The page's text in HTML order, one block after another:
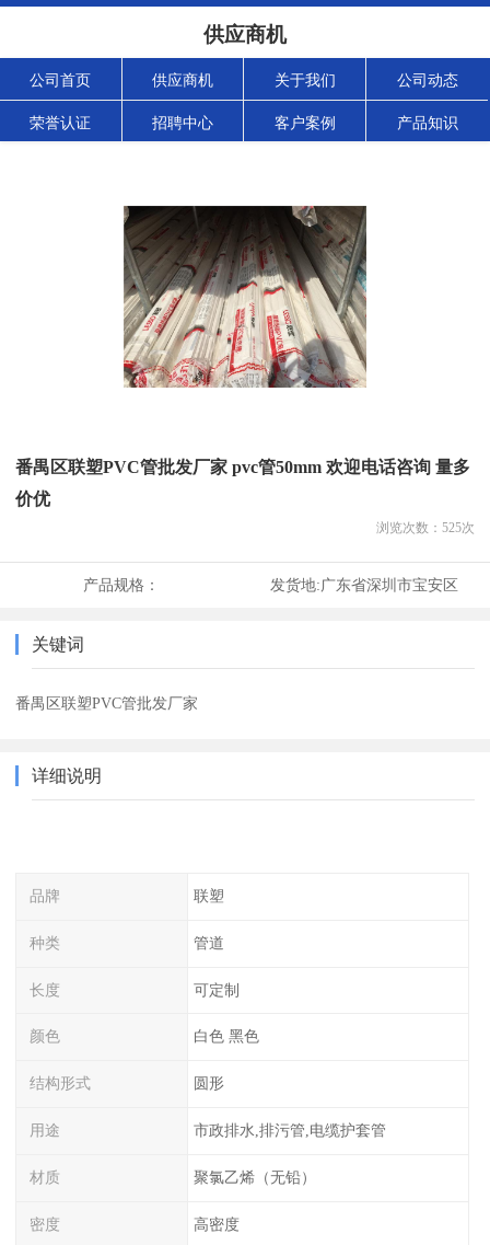
供应商机
公司首页 供应商机 关于我们 公司动态
荣誉认证 招聘中心 客户案例 产品知识
番禺区联塑PVC管批发厂家 pvc管50mm 欢迎电话咨询 量多
价优
浏览次数： 525次
产品规格： 发货地:广东省深圳市宝安区
关键词
番禺区联塑PVC管批发厂家
详细说明
品牌 联塑
种类 管道
长度 可定制
颜色 白色 黑色
结构形式 圆形
用途 市政排水,排污管,电缆护套管
材质 聚氯乙烯（无铅）
密度 高密度